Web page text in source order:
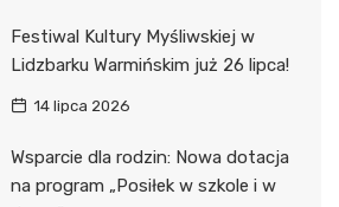
Festiwal Kultury Myśliwskiej w
Lidzbarku Warmińskim już 26 lipca!
14 lipca 2026
Wsparcie dla rodzin: Nowa dotacja
na program „Posiłek w szkole i w